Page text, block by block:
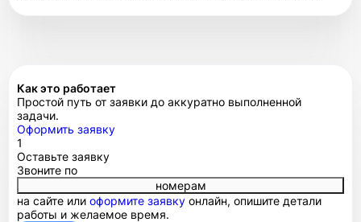
Как это работает
Простой путь от заявки до аккуратно выполненной
задачи.
Оформить заявку
1
Оставьте заявку
Звоните по
номерам
на сайте или оформите заявку онлайн, опишите детали
работы и желаемое время.